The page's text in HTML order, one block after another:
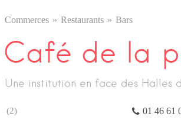
Commerces Restaurants Bars
Café de la
Une institution en face des Halles
(2) 01 46 61